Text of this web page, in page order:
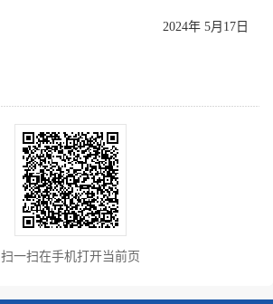
2024年 5月17日
扫一扫在手机打开当前页